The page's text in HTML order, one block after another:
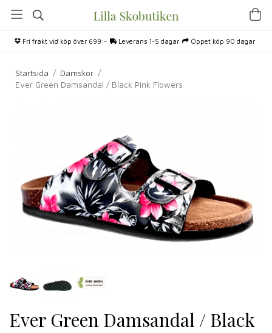
Fri frakt vid köp över 699:- Leverans 1-5 dagar Öppet köp 90 dagar
Startsida / Damskor /
Ever Green Damsandal / Black Pink Flowers
Ever Green Damsandal / Black